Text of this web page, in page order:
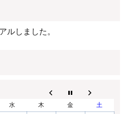
ルしました。
水 木 金
土